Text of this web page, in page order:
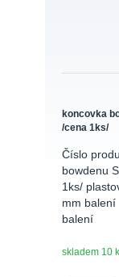
koncovka
/cena 1ks/
Číslo
bowdenu
1ks/
mm
balení
skladem 10